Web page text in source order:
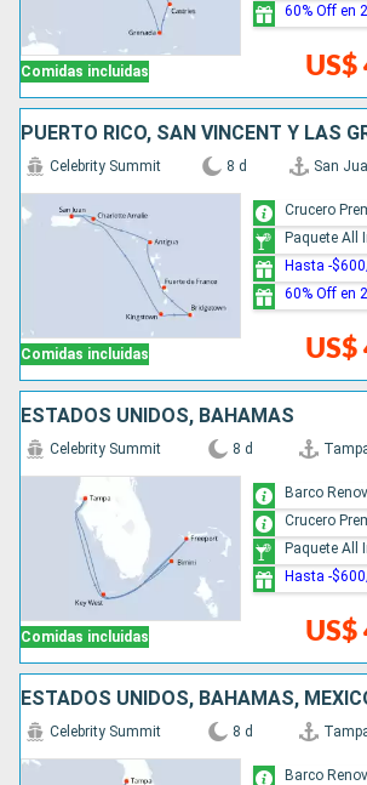
Comidas incluidas US$
60% Off en
Comidas incluidas
Celebrity Summit 8 d San
US$
Crucero
Paquete All
Hasta -
60% Off en
ESTADOS UNIDOS, BAHAMAS
Comidas incluidas
Celebrity Summit 8 d
US$
Barco
Crucero
Paquete All
Hasta -
ESTADOS UNIDOS, BAHAMAS,
Celebrity Summit 8 d
Barco